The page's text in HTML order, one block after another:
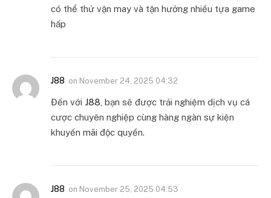
có thể thử vận may và tận hưởng nhiều tựa game
hấp
J88 on November 24, 2025 04:32
Đến với J88 , bạn sẽ được trải nghiệm dịch vụ cá
cược chuyên nghiệp cùng hàng ngàn sự kiện
khuyến mãi độc quyền.
J88 on November 25, 2025 04:53